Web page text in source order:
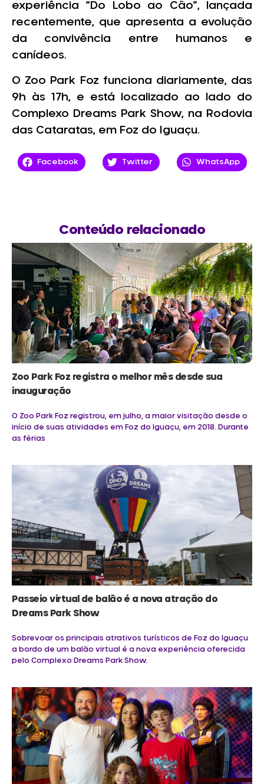
experiência “Do Lobo ao Cão”, lançada
recentemente, que apresenta a evolução
da convivência entre humanos e
canídeos.
O Zoo Park Foz funciona diariamente, das
9h às 17h, e está localizado ao lado do
Complexo Dreams Park Show, na Rodovia
das Cataratas, em Foz do Iguaçu.
Facebook Twitter WhatsApp
Conteúdo relacionado
Zoo Park Foz registra o melhor mês desde sua
inauguração
O Zoo Park Foz registrou, em julho, a maior visitação desde o
início de suas atividades em Foz do Iguaçu, em 2018. Durante
as férias
Passeio virtual de balão é a nova atração do
Dreams Park Show
Sobrevoar os principais atrativos turísticos de Foz do Iguaçu
a bordo de um balão virtual é a nova experiência oferecida
pelo Complexo Dreams Park Show.